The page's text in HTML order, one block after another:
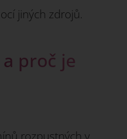
jiných zdrojů.
proč je